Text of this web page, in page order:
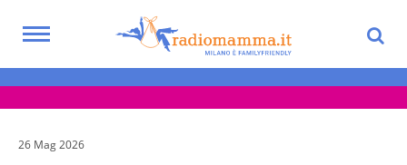
main
Toggle
Eventi per bambini, ragazzi e adolescenti
nella Città Metropolitana di Milano
26 Mag 2026